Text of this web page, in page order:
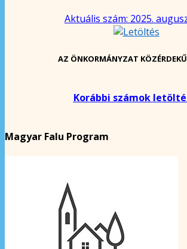
Aktuális szám: 2025.
AZ ÖNKORMÁNYZAT
Korábbi számok
Magyar Falu Program